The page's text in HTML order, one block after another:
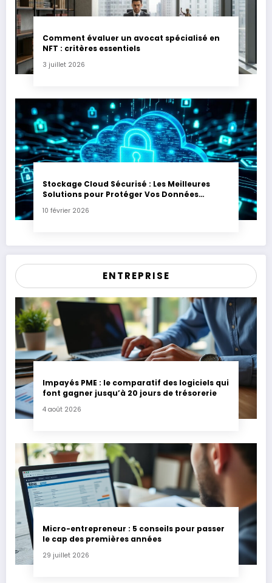
Comment évaluer un avocat spécialisé en
NFT : critères essentiels
3 juillet 2026
Stockage Cloud Sécurisé : Les Meilleures
Solutions pour Protéger Vos Données
10 février 2026
ENTREPRISE
Impayés PME : le comparatif des logiciels qui
font gagner jusqu’à 20 jours de trésorerie
4 août 2026
Micro-entrepreneur : 5 conseils pour passer
le cap des premières années
29 juillet 2026